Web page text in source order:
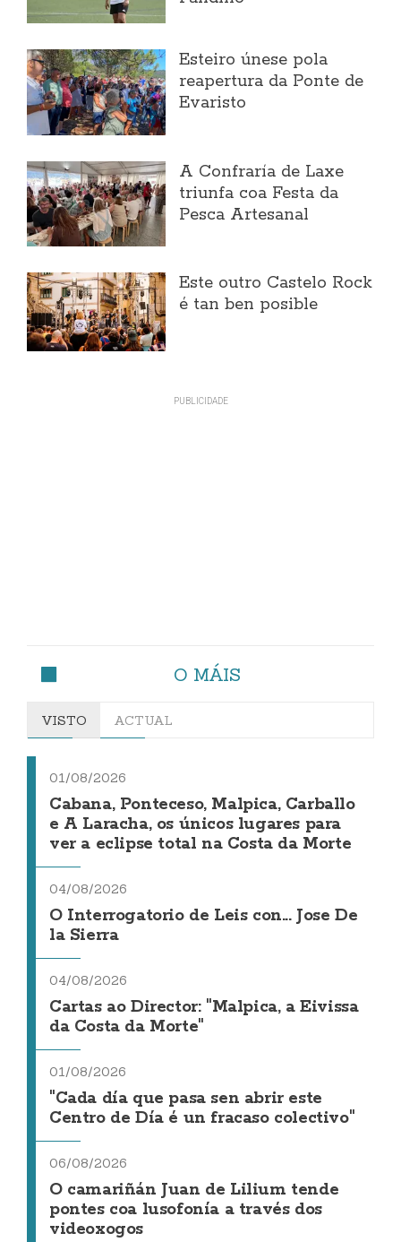
Esteiro únese pola
reapertura da Ponte de
Evaristo
A Confraría de Laxe
triunfa coa Festa da
Pesca Artesanal
Este outro Castelo Rock
é tan ben posible
O MÁIS
VISTO ACTUAL
01/08/2026
Cabana, Ponteceso, Malpica, Carballo
e A Laracha, os únicos lugares para
ver a eclipse total na Costa da Morte
04/08/2026
O Interrogatorio de Leis con... Jose De
la Sierra
04/08/2026
Cartas ao Director: "Malpica, a Eivissa
da Costa da Morte"
01/08/2026
"Cada día que pasa sen abrir este
Centro de Día é un fracaso colectivo"
06/08/2026
O camariñán Juan de Lilium tende
pontes coa lusofonía a través dos
videoxogos